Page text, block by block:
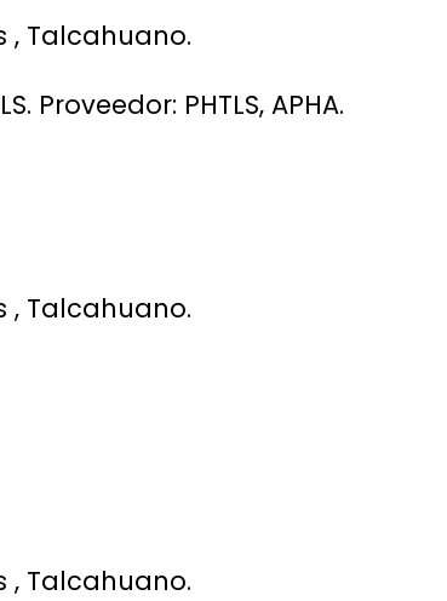
, Talcahuano.
Proveedor: PHTLS, APHA.
, Talcahuano.
, Talcahuano.